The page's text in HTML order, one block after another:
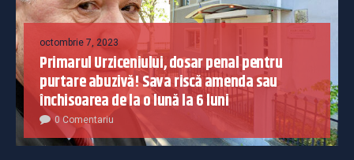
octombrie 7, 2023
Primarul Urziceniului, dosar penal pentru
purtare abuzivă! Sava riscă amenda sau
închisoarea de la o lună la 6 luni
0 Comentariu